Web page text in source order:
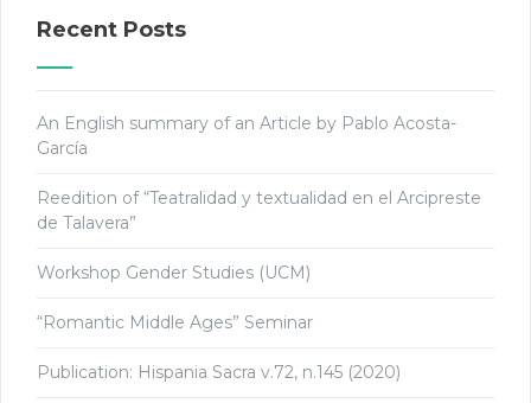
Recent Posts
An English summary of an Article by Pablo Acosta-
García
Reedition of “Teatralidad y textualidad en el Arcipreste
de Talavera”
Workshop Gender Studies (UCM)
“Romantic Middle Ages” Seminar
Publication: Hispania Sacra v.72, n.145 (2020)